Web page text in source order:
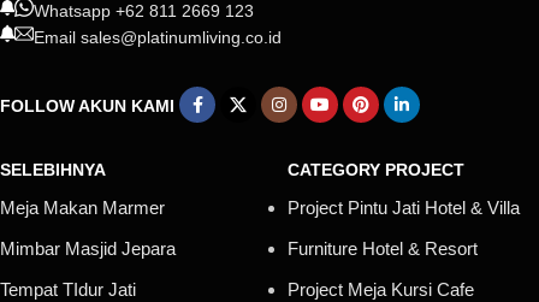
Whatsapp +62 811 2669 123
Email sales@platinumliving.co.id
FOLLOW AKUN KAMI
SELEBIHNYA
Meja Makan Marmer
Mimbar Masjid Jepara
Tempat TIdur Jati
CATEGORY PROJECT
Project Pintu Jati Hotel & Villa
Furniture Hotel & Resort
Project Meja Kursi Cafe